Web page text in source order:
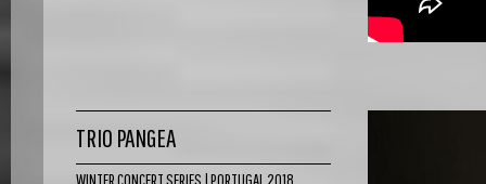
TRIO PANGEA
WINTER CONCERT SERIES | PORTUGAL 2018